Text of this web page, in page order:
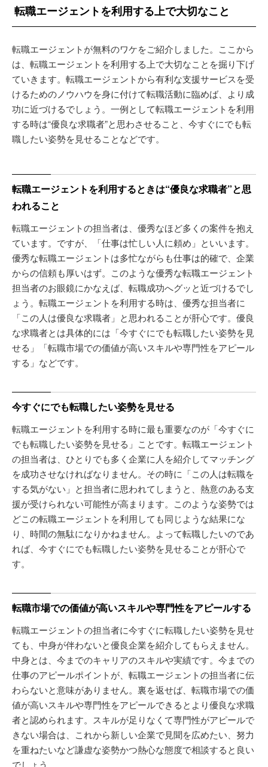
転職エージェントを利用する上で大切なこと
転職エージェントが無料のワケをご紹介しました。ここから
は、転職エージェントを利用する上で大切なことを掘り下げ
ていきます。転職エージェントから有利な支援サービスを受
けるためのノウハウを身に付けて転職活動に臨めば、より成
功に近づけるでしょう。一例として転職エージェントを利用
する時は“優良な求職者”と思わさせること、今すぐにでも転
職したい姿勢を見せることなどです。
転職エージェントを利用するときは“優良な求職者”と思
われること
転職エージェントの担当者は、優秀なほど多くの案件を抱え
ています。ですが、「仕事は忙しい人に頼め」といいます。
優秀な転職エージェントは多忙ながらも仕事は的確で、企業
からの信頼も厚いはず。このような優秀な転職エージェント
担当者のお眼鏡にかなえば、転職成功へグッと近づけるでし
ょう。転職エージェントを利用する時は、優秀な担当者に
「この人は優良な求職者」と思われることが肝心です。優良
な求職者とは具体的には「今すぐにでも転職したい姿勢を見
せる」「転職市場での価値が高いスキルや専門性をアピール
する」などです。
今すぐにでも転職したい姿勢を見せる
転職エージェントを利用する時に最も重要なのが「今すぐに
でも転職したい姿勢を見せる」ことです。転職エージェント
の担当者は、ひとりでも多く企業に人を紹介してマッチング
を成功させなければなりません。その時に「この人は転職を
する気がない」と担当者に思われてしまうと、熱意のある支
援が受けられない可能性が高まります。このような姿勢では
どこの転職エージェントを利用しても同じような結果にな
り、時間の無駄になりかねません。よって転職したいのであ
れば、今すぐにでも転職したい姿勢を見せることが肝心で
す。
転職市場での価値が高いスキルや専門性をアピールする
転職エージェントの担当者に今すぐに転職したい姿勢を見せ
ても、中身が伴わないと優良企業を紹介してもらえません。
中身とは、今までのキャリアのスキルや実績です。今までの
仕事のアピールポイントが、転職エージェントの担当者に伝
わらないと意味がありません。裏を返せば、転職市場での価
値が高いスキルや専門性をアピールできるとより優良な求職
者と認められます。スキルが足りなくて専門性がアピールで
きない場合は、これから新しい企業で見聞を広めたい、努力
を重ねたいなど謙虚な姿勢かつ熱心な態度で相談すると良い
でしょう。